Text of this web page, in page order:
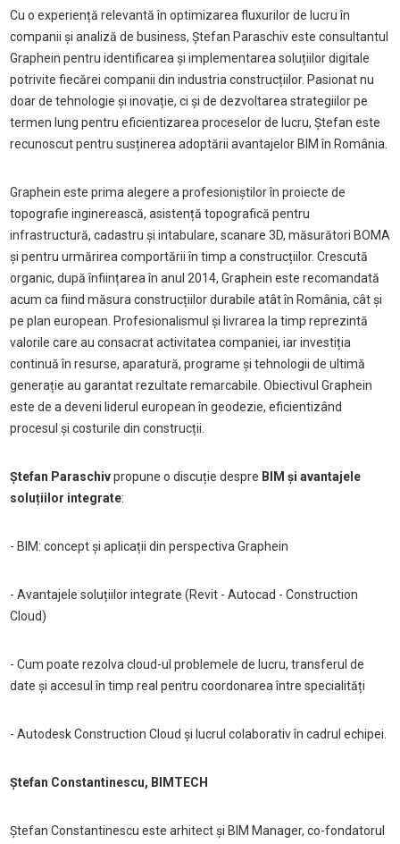
Cu o experiență relevantă în optimizarea fluxurilor de lucru în
companii și analiză de business, Ștefan Paraschiv este consultantul
Graphein pentru identificarea și implementarea soluțiilor digitale
potrivite fiecărei companii din industria construcțiilor. Pasionat nu
doar de tehnologie și inovație, ci și de dezvoltarea strategiilor pe
termen lung pentru eficientizarea proceselor de lucru, Ștefan este
recunoscut pentru susținerea adoptării avantajelor BIM în România.
Graphein este prima alegere a profesioniștilor în proiecte de
topografie inginerească, asistență topografică pentru
infrastructură, cadastru și intabulare, scanare 3D, măsurători BOMA
și pentru urmărirea comportării în timp a construcțiilor. Crescută
organic, după înființarea în anul 2014, Graphein este recomandată
acum ca fiind măsura construcțiilor durabile atât în România, cât și
pe plan european. Profesionalismul și livrarea la timp reprezintă
valorile care au consacrat activitatea companiei, iar investiția
continuă în resurse, aparatură, programe și tehnologii de ultimă
generație au garantat rezultate remarcabile. Obiectivul Graphein
este de a deveni liderul european în geodezie, eficientizând
procesul și costurile din construcții.
Ștefan Paraschivpropune o discuție despre BIM și avantajele
soluțiilor integrate:
- BIM: concept și aplicații din perspectiva Graphein
- Avantajele soluțiilor integrate (Revit - Autocad - Construction
Cloud)
- Cum poate rezolva cloud-ul problemele de lucru, transferul de
date și accesul în timp real pentru coordonarea între specialități
- Autodesk Construction Cloud și lucrul colaborativ în cadrul echipei.
Ștefan Constantinescu, BIMTECH
Ștefan Constantinescu este arhitect și BIM Manager, co-fondatorul